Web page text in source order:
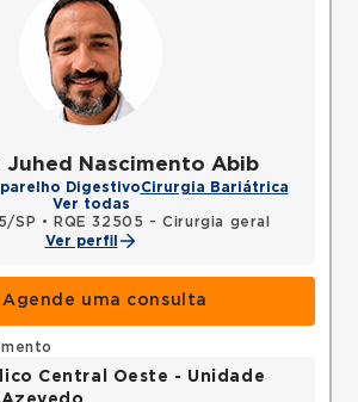
Juhed Nascimento Abib
DigestivoCirurgia Bariátrica
Ver todas
SP •
RQE 32505 - Cirurgia geral
Ver perfil
Agende uma consulta
Central Oeste - Unidade